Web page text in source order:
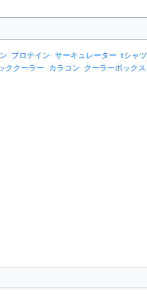
プロテイン サーキュレーター tシャツ
ククーラー カラコン クーラーボックス